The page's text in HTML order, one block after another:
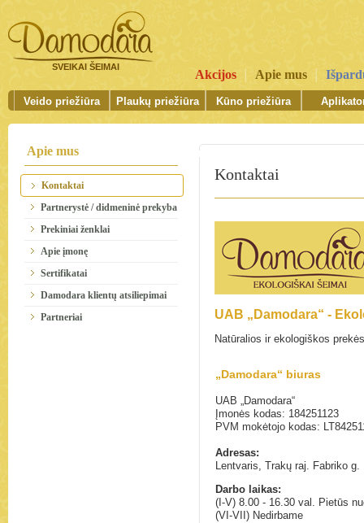
SVEIKAI ŠEIMAI
Akcijos Apie mus
Veido priežiūra Plaukų priežiūra Kūno priežiūra
Apie mus
Kontaktai
Partnerystė / didmeninė prekyba
Prekiniai ženklai
Apie įmonę
Sertifikatai
Damodara klientų atsiliepimai
Partneriai
Kontaktai
UAB „Damodara“ -
Natūralios ir ekologiškos
„Damodara“ biuras
UAB „Damodara“
Įmonės kodas: 184251123
PVM mokėtojo kodas:
Adresas:
Lentvaris, Trakų raj. Fabriko g.
Darbo laikas:
(I-V) 8.00 - 16.30 val. Pietūs
(VI-VII) Nedirbame